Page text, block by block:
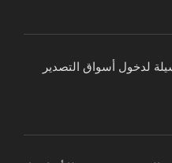
لدخول أسواق التصدير